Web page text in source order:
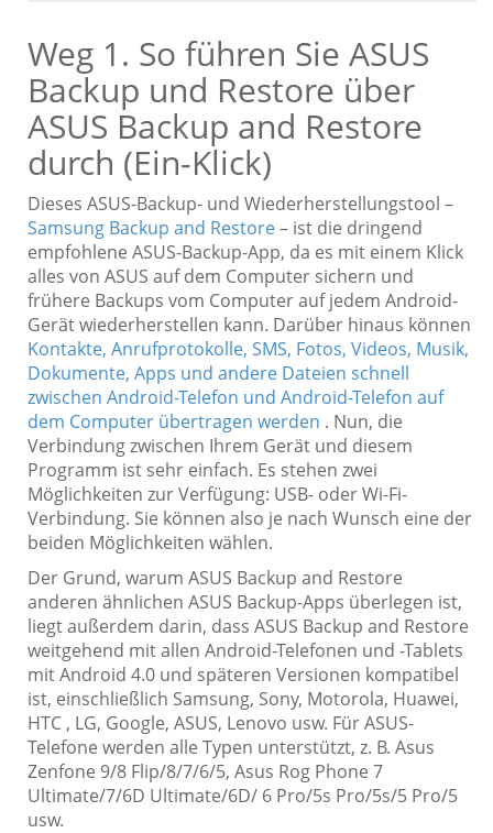
Weg 1. So führen Sie ASUS
Backup und Restore über
ASUS Backup and Restore
durch (Ein-Klick)
Dieses ASUS-Backup- und Wiederherstellungstool –
Samsung Backup and Restore– ist die dringend
empfohlene ASUS-Backup-App, da es mit einem Klick
alles von ASUS auf dem Computer sichern und
frühere Backups vom Computer auf jedem Android-
Gerät wiederherstellen kann. Darüber hinaus können
Kontakte, Anrufprotokolle, SMS, Fotos, Videos, Musik,
Dokumente, Apps und andere Dateien schnell
zwischen Android-Telefon und Android-Telefon auf
dem Computer übertragen werden . Nun, die
Verbindung zwischen Ihrem Gerät und diesem
Programm ist sehr einfach. Es stehen zwei
Möglichkeiten zur Verfügung: USB- oder Wi-Fi-
Verbindung. Sie können also je nach Wunsch eine der
beiden Möglichkeiten wählen.
Der Grund, warum ASUS Backup and Restore
anderen ähnlichen ASUS Backup-Apps überlegen ist,
liegt außerdem darin, dass ASUS Backup and Restore
weitgehend mit allen Android-Telefonen und -Tablets
mit Android 4.0 und späteren Versionen kompatibel
ist, einschließlich Samsung, Sony, Motorola, Huawei,
HTC , LG, Google, ASUS, Lenovo usw. Für ASUS-
Telefone werden alle Typen unterstützt, z. B. Asus
Zenfone 9/8 Flip/8/7/6/5, Asus Rog Phone 7
Ultimate/7/6D Ultimate/6D/ 6 Pro/5s Pro/5s/5 Pro/5
usw.